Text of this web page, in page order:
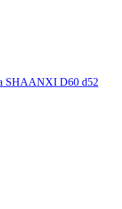
SHAANXI D60 d52